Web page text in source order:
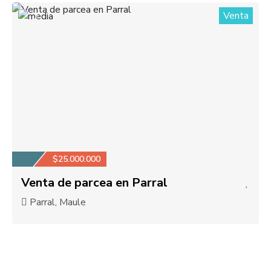
2 Venta
$25.000.000
Venta de parcea en Parral
Parral, Maule